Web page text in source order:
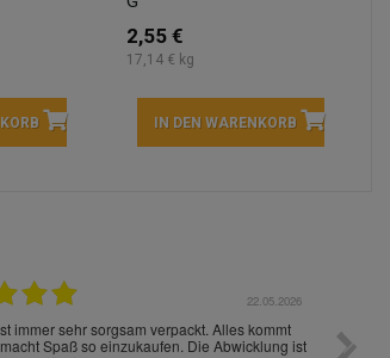
2,55 €
17,14 € kg
IN DEN WARENKORB
15.05.2026
sind schnell und im Guten Zustand geliefert